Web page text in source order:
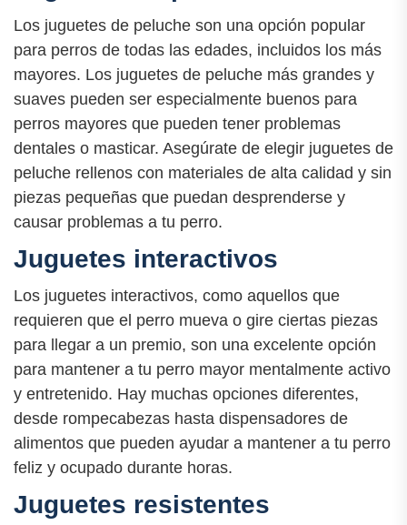
Los juguetes de peluche son una opción popular
para perros de todas las edades, incluidos los más
mayores. Los juguetes de peluche más grandes y
suaves pueden ser especialmente buenos para
perros mayores que pueden tener problemas
dentales o masticar. Asegúrate de elegir juguetes de
peluche rellenos con materiales de alta calidad y sin
piezas pequeñas que puedan desprenderse y
causar problemas a tu perro.
Juguetes interactivos
Los juguetes interactivos, como aquellos que
requieren que el perro mueva o gire ciertas piezas
para llegar a un premio, son una excelente opción
para mantener a tu perro mayor mentalmente activo
y entretenido. Hay muchas opciones diferentes,
desde rompecabezas hasta dispensadores de
alimentos que pueden ayudar a mantener a tu perro
feliz y ocupado durante horas.
Juguetes resistentes